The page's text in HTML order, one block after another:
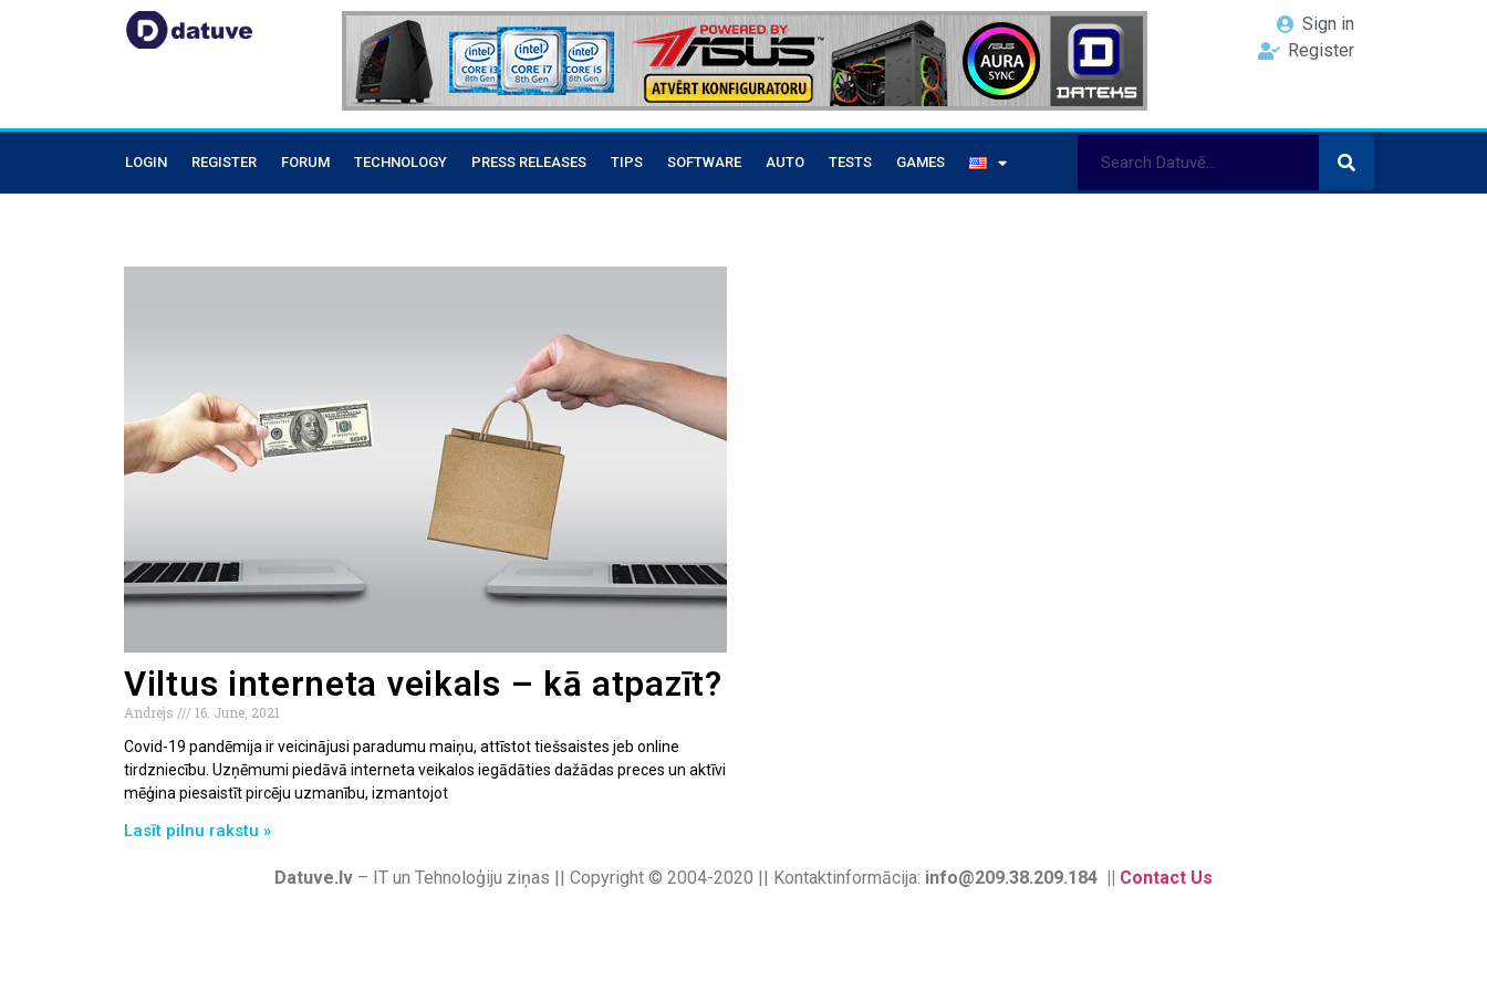
Sign in
Register
LOGIN REGISTER FORUM TECHNOLOGY PRESS RELEASES TIPS SOFTWARE AUTO TESTS GAMES
Viltus interneta veikals – kā atpazīt?
Andrejs
16. June, 2021
Covid-19 pandēmija ir veicinājusi paradumu maiņu, attīstot tiešsaistes jeb online
tirdzniecību. Uzņēmumi piedāvā interneta veikalos iegādāties dažādas preces un aktīvi
mēģina piesaistīt pircēju uzmanību, izmantojot
Lasīt pilnu rakstu »
Datuve.lv – IT un Tehnoloģiju ziņas || Copyright © 2004-2020 || Kontaktinformācija: info@209.38.209.184 || Contact Us